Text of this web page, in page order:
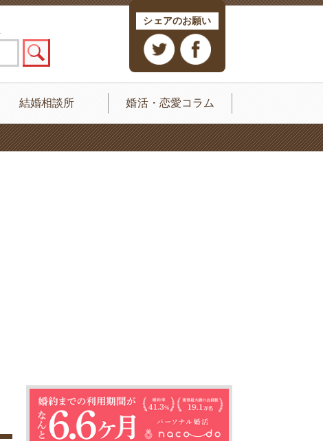
シェアのお願い
結婚相談所 婚活・恋愛コラム